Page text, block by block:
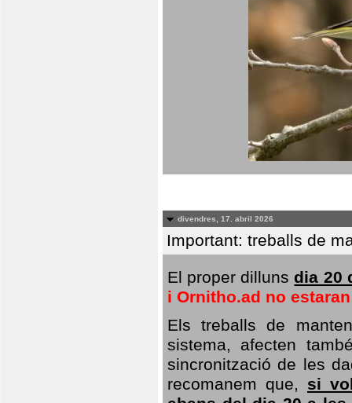
divendres, 17. abril 2026
Important: treballs de
El proper dilluns dia 20
i Ornitho.ad no
Els treballs de
sistema, afecten
sincronització de les
recomanem que, si